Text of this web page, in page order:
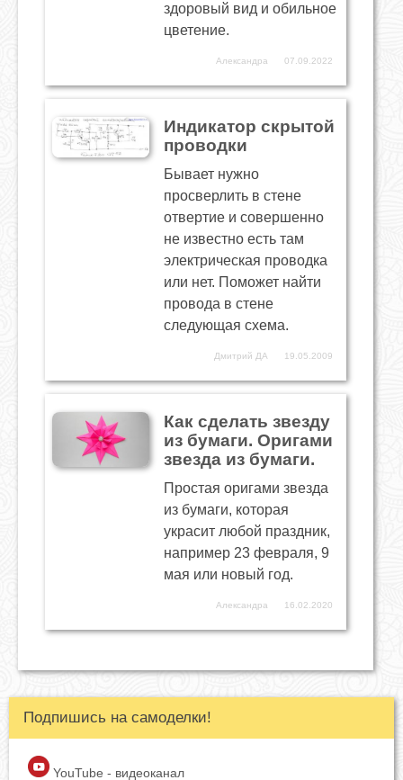
здоровый вид и обильное
цветение.
Александра 07.09.2022
Индикатор скрытой
проводки
Бывает нужно
просверлить в стене
отвертие и совершенно
не известно есть там
электрическая проводка
или нет. Поможет найти
провода в стене
следующая схема.
Дмитрий ДА 19.05.2009
Как сделать звезду
из бумаги. Оригами
звезда из бумаги.
Простая оригами звезда
из бумаги, которая
украсит любой праздник,
например 23 февраля, 9
мая или новый год.
Александра 16.02.2020
Подпишись на самоделки!
YouTube - видеоканал